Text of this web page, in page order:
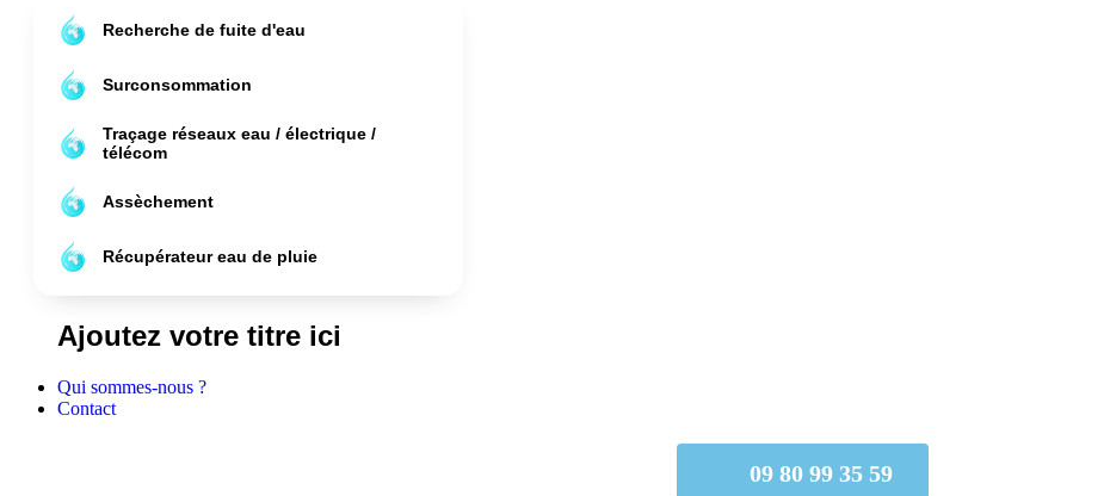
Recherche de fuite d'eau
Surconsommation
Traçage réseaux eau / électrique /
télécom
Assèchement
Récupérateur eau de pluie
Ajoutez votre titre ici
Qui sommes-nous ?
Contact
09 80 99 35 59